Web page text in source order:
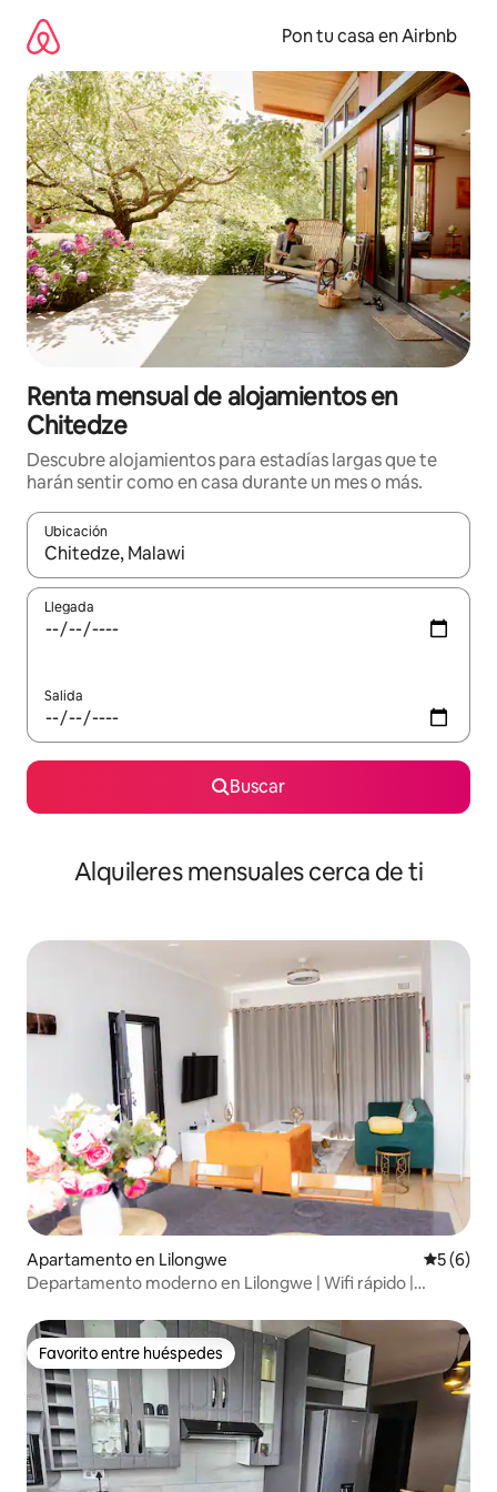
contenido
Pon tu casa en Airbnb
Renta mensual de alojamientos en
Chitedze
Descubre alojamientos para estadías largas que te
harán sentir como en casa durante un mes o más.
Ubicación
Cuando los resultados estén disponibles, navega con las
Llegada
Salida
Buscar
Alquileres mensuales cerca de ti
Apartamento en Lilongwe
5 (6)
Departamento moderno en Lilongwe | Wifi rápido |
Favorito entre huéspedes
Favorito entre huéspedes